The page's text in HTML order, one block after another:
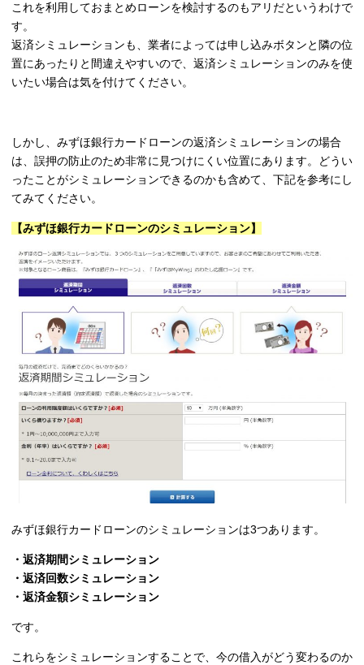
これを利用しておまとめローンを検討するのもアリだというわけで
す。
返済シミュレーションも、業者によっては申し込みボタンと隣の位
置にあったりと間違えやすいので、返済シミュレーションのみを使
いたい場合は気を付けてください。
しかし、みずほ銀行カードローンの返済シミュレーションの場合
は、誤押の防止のため非常に見つけにくい位置にあります。どうい
ったことがシミュレーションできるのかも含めて、下記を参考にし
てみてください。
【みずほ銀行カードローンのシミュレーション】
みずほ銀行カードローンのシミュレーションは3つあります。
・返済期間シミュレーション
・返済回数シミュレーション
・返済金額シミュレーション
です。
これらをシミュレーションすることで、今の借入がどう変わるのか